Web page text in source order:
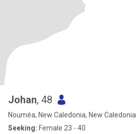
Johan, 48
Nouméa, New Caledonia, New Caledonia
Seeking: Female 23 - 40